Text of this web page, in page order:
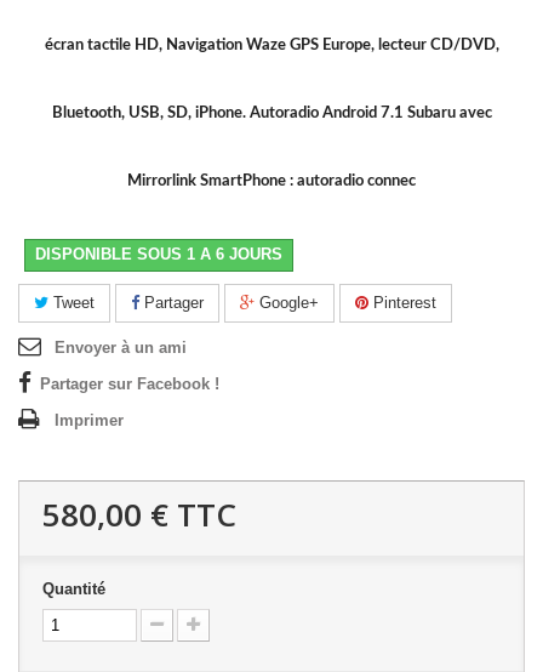
écran tactile HD, Navigation Waze GPS Europe, lecteur CD/DVD,
Bluetooth, USB, SD, iPhone. Autoradio Android 7.1 Subaru avec
Mirrorlink SmartPhone : autoradio connec
DISPONIBLE SOUS 1 A 6 JOURS
Tweet Partager Google+ Pinterest
Envoyer à un ami
Partager sur Facebook !
Imprimer
580,00 € TTC
Quantité